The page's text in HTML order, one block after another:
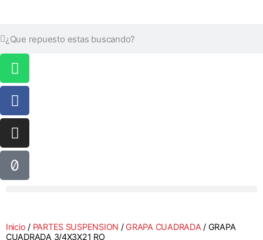
Inicio / PARTES SUSPENSION / GRAPA CUADRADA / GRAPA
CUADRADA 3/4X3X21 RO